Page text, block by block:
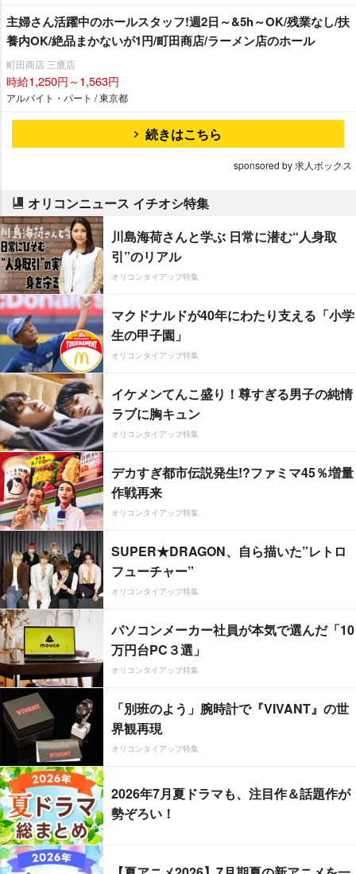
主婦さん活躍中のホールスタッフ!週2日～&5h～OK/残業なし/扶
養内OK/絶品まかないが1円/町田商店/ラーメン店のホール
町田商店 三鷹店
時給1,250円～1,563円
アルバイト・パート / 東京都
続きはこちら
sponsored by 求人ボックス
オリコンニュース イチオシ特集
川島海荷さんと学ぶ 日常に潜む“人身取
引”のリアル
オリコンタイアップ特集
マクドナルドが40年にわたり支える「小学
生の甲子園」
オリコンタイアップ特集
イケメンてんこ盛り！尊すぎる男子の純情
ラブに胸キュン
オリコンタイアップ特集
デカすぎ都市伝説発生!?ファミマ45％増量
作戦再来
オリコンタイアップ特集
SUPER★DRAGON、自ら描いた”レトロ
フューチャー”
オリコンタイアップ特集
パソコンメーカー社員が本気で選んだ「10
万円台PC３選」
オリコンタイアップ特集
「別班のよう」腕時計で『VIVANT』の世
界観再現
オリコンタイアップ特集
2026年7月夏ドラマも、注目作＆話題作が
勢ぞろい！